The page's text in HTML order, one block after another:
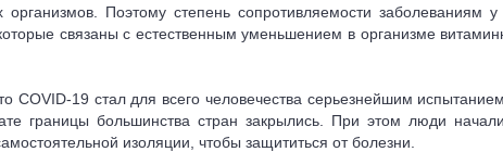
организмов. Поэтому степень сопротивляемости заболеваниям
связаны с естественным уменьшением в организме
COVID-19 стал для всего человечества серьезнейшим
границы большинства стран закрылись. При этом люди
изоляции, чтобы защититься от болезни.